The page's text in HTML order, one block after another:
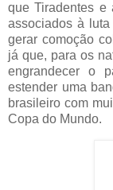
que Tiradentes e
associados à
gerar comoção
já que, para os
engrandecer o
estender uma
brasileiro com
Copa do Mundo.